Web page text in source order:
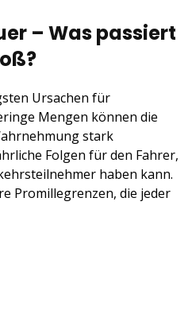
– Was passiert
Ursachen für
Mengen können die
stark
Folgen für den Fahrer,
haben kann.
Promillegrenzen, die jeder